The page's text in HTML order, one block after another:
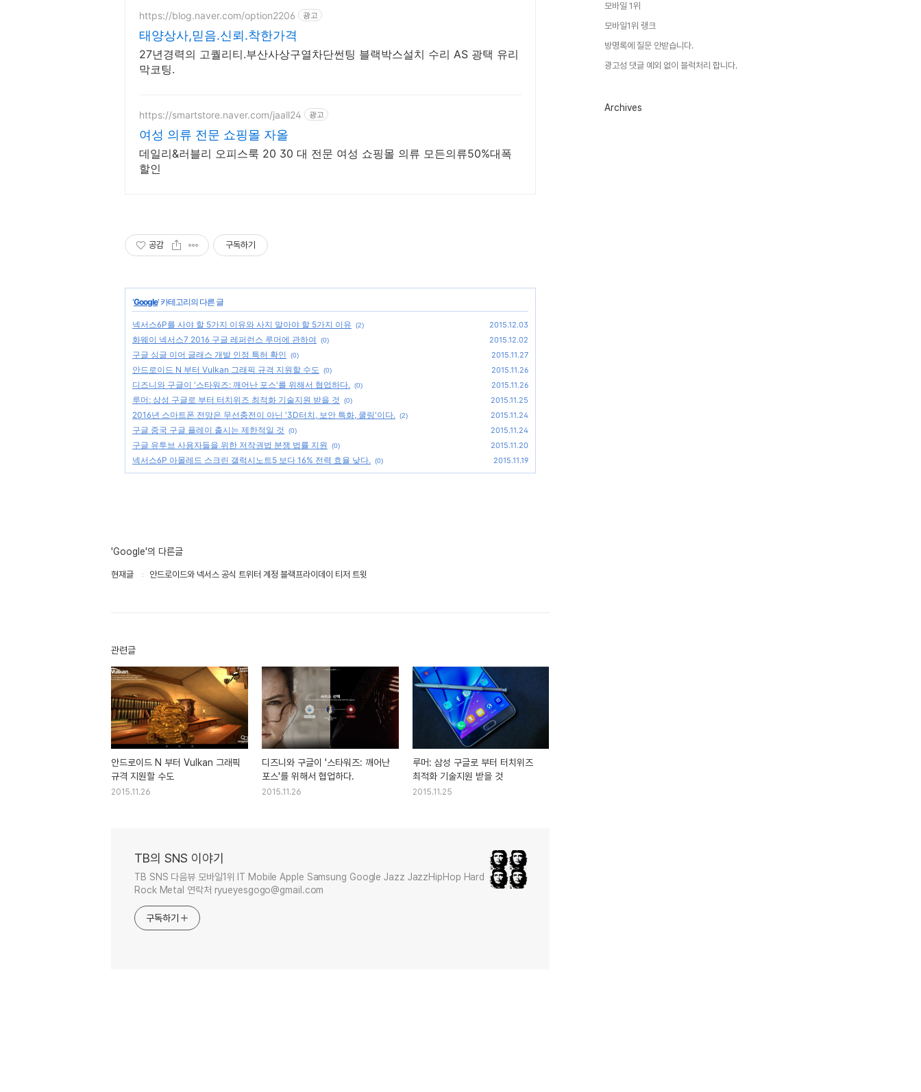
https://blog.naver.com/option2206 광고
태양상사,믿음.신뢰.착한가격
27년경력의 고퀄리티.부산사상구열차단썬팅 블랙박스설치 수리 AS 광택 유리
막코팅.
https://smartstore.naver.com/jaall24 광고
여성 의류 전문 쇼핑몰 자올
데일리&러블리 오피스룩 20 30 대 전문 여성 쇼핑몰 의류 모든의류50%대폭
할인
공감 구독하기
'Google' 카테고리의 다른 글
넥서스6P를 사야 할 5가지 이유와 사지 말아야 할 5가지 이유 (2) 2015.12.03
화웨이 넥서스7 2016 구글 레퍼런스 루머에 관하여 (0) 2015.12.02
구글 싱글 이어 글래스 개발 인정 특허 확인 (0) 2015.11.27
안드로이드 N 부터 Vulkan 그래픽 규격 지원할 수도 (0) 2015.11.26
디즈니와 구글이 '스타워즈: 깨어난 포스'를 위해서 협업하다. (0) 2015.11.26
루머: 삼성 구글로 부터 터치위즈 최적화 기술지원 받을 것 (0) 2015.11.25
2016년 스마트폰 전망은 무선충전이 아닌 '3D터치, 보안 특화, 쿨링'이다. (2) 2015.11.24
구글 중국 구글 플레이 출시는 제한적일 것 (0) 2015.11.24
구글 유투브 사용자들을 위한 저작권법 분쟁 법률 지원 (0) 2015.11.20
넥서스6P 아몰레드 스크린 갤럭시노트5 보다 16% 전력 효율 낮다. (0) 2015.11.19
'Google'의 다른글
현재글 안드로이드와 넥서스 공식 트위터 계정 블랙프라이데이 티저 트윗
관련글
안드로이드 N 부터 Vulkan 그래픽
규격 지원할 수도
2015.11.26
디즈니와 구글이 '스타워즈: 깨어난
포스'를 위해서 협업하다.
2015.11.26
루머: 삼성 구글로 부터 터치위즈
최적화 기술지원 받을 것
2015.11.25
TB의 SNS 이야기
TB SNS 다음뷰 모바일1위 IT Mobile Apple Samsung Google Jazz JazzHipHop Hard
Rock Metal 연락처 ryueyesgogo@gmail.com
구독하기
모바일 1위
모바일1위 랭크
방명록에 질문 안받습니다.
광고성 댓글 예외 없이 블럭처리 합니다.
Archives